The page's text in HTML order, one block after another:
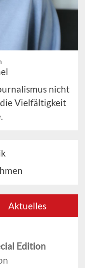
nicht
Vielfältigkeit
Aktuelles
Edition